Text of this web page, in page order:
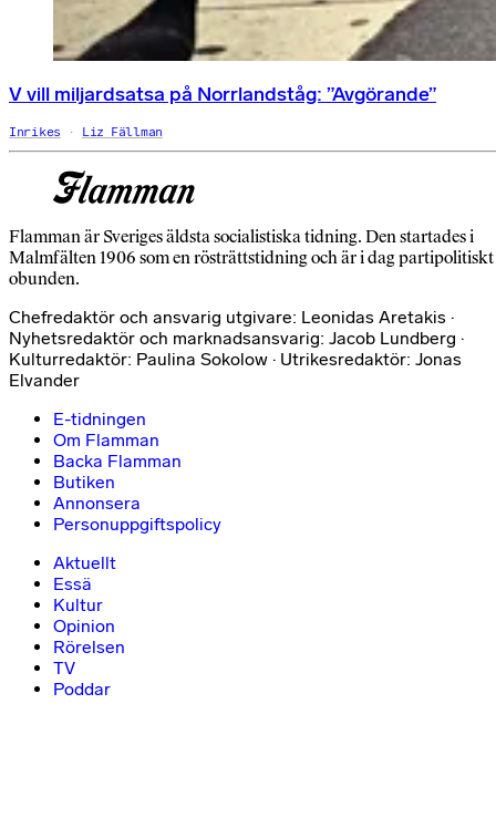
V vill miljardsatsa på Norrlandståg: ”Avgörande”
Inrikes Liz Fällman
Flamman är Sveriges äldsta socialistiska tidning. Den startades i
Malmfälten 1906 som en rösträttstidning och är i dag partipolitiskt
obunden.
Chefredaktör och ansvarig utgivare: Leonidas Aretakis ·
Nyhetsredaktör och marknadsansvarig: Jacob Lundberg ·
Kulturredaktör: Paulina Sokolow · Utrikesredaktör: Jonas
Elvander
E-tidningen
Om Flamman
Backa Flamman
Butiken
Annonsera
Personuppgiftspolicy
Aktuellt
Essä
Kultur
Opinion
Rörelsen
TV
Poddar